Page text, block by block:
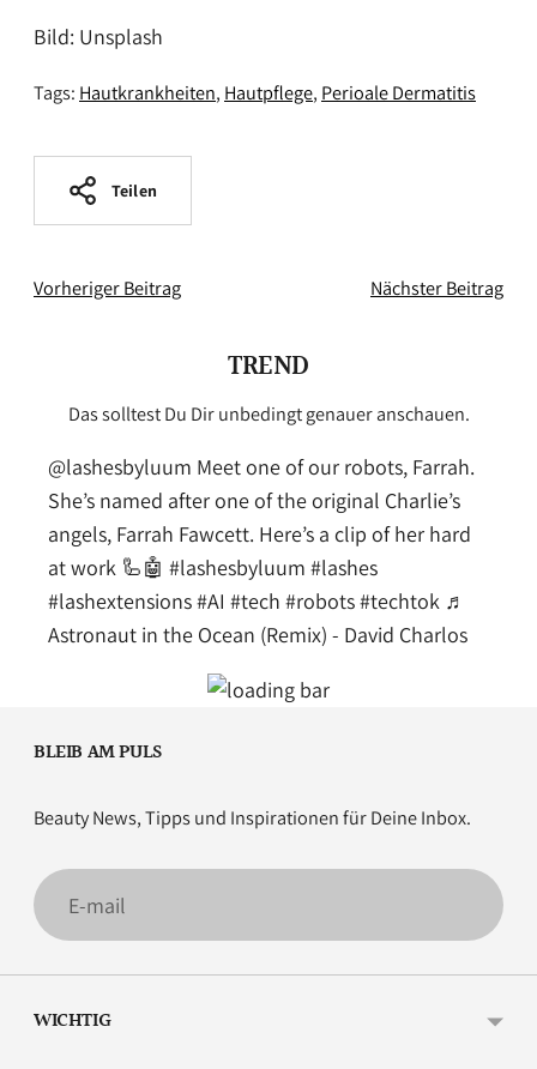
Bild: Unsplash
Tags: Hautkrankheiten Hautpflege Perioale Dermatitis
Teilen
Vorheriger Beitrag Nächster Beitrag
TREND
Das solltest Du Dir unbedingt genauer anschauen.
@lashesbyluum Meet one of our robots, Farrah.
She’s named after one of the original Charlie’s
angels, Farrah Fawcett. Here’s a clip of her hard
at work 🦾🤖 #lashesbyluum #lashes
#lashextensions#AI #tech #robots#techtok ♬
Astronaut in the Ocean (Remix) - David Charlos
BLEIB AM PULS
Beauty News, Tipps und Inspirationen für Deine Inbox.
E-
mail
WICHTIG